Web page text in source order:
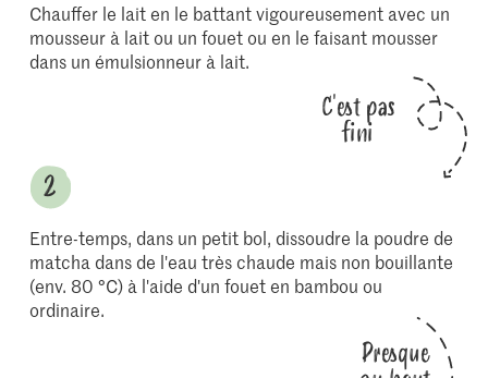
Chauffer le lait en le battant vigoureusement avec un
mousseur à lait ou un fouet ou en le faisant mousser
dans un émulsionneur à lait.
C'est pas
fini
Entre-temps, dans un petit bol, dissoudre la poudre de
matcha dans de l'eau très chaude mais non bouillante
(env. 80 °C) à l'aide d'un fouet en bambou ou
ordinaire.
Presque